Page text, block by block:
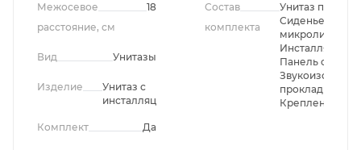
Межосевое
расстояние, см
18
Вид Унитазы
Изделие
Унитаз с
инсталляцией
Комплект Да
Состав
комплекта
Унитаз
Сиденье с
микролифтом,
Инсталляция,
Панель смыва,
прокладка,
Крепления